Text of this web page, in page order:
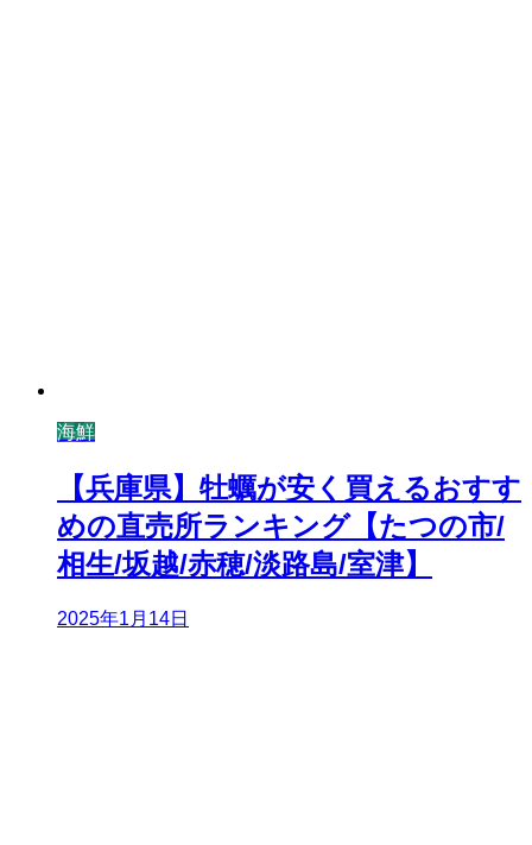
海鮮
【兵庫県】牡蠣が安く買えるおすす
めの直売所ランキング【たつの市/
相生/坂越/赤穂/淡路島/室津】
2025年1月14日